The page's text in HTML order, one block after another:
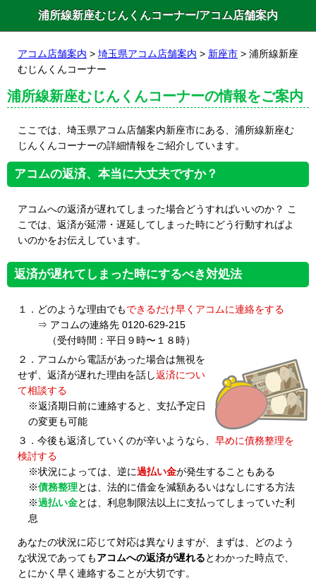
浦所線新座むじんくんコーナー/アコム店舗案内
アコム店舗案内 > 埼玉県アコム店舗案内 > 新座市 > 浦所線新座
むじんくんコーナー
浦所線新座むじんくんコーナーの情報をご案内
ここでは、埼玉県アコム店舗案内新座市にある、浦所線新座む
じんくんコーナーの詳細情報をご紹介しています。
アコムの返済、本当に大丈夫ですか？
アコムへの返済が遅れてしまった場合どうすればいいのか？ こ
こでは、返済が延滞・遅延してしまった時にどう行動すればよ
いのかをお伝えしています。
返済が遅れてしまった時にするべき対処法
１．どのような理由でもできるだけ早くアコムに連絡をする
⇒ アコムの連絡先 0120-629-215
（受付時間：平日９時〜１８時）
２．アコムから電話があった場合は無視を
せず、返済が遅れた理由を話し返済につい
て相談する
※返済期日前に連絡すると、支払予定日
の変更も可能
３．今後も返済していくのが辛いようなら、 早めに債務整理を
検討する
※状況によっては、逆に過払い金が発生することもある
※債務整理とは、法的に借金を減額あるいはなしにする方法
※過払い金とは、利息制限法以上に支払ってしまっていた利
息
あなたの状況に応じて対応は異なりますが、まずは、どのよう
な状況であってもアコムへの返済が遅れるとわかった時点で、
とにかく早く連絡することが大切です。